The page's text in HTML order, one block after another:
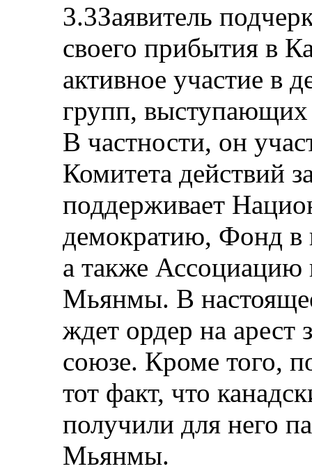
3.3Заявитель
своего прибытия в
активное участие в
групп,
В частности, он
Комитета действий
поддерживает
демократию, Фонд в
а также Ассоциацию
Мьянмы. В
ждет ордер на арест
союзе. Кроме того,
тот факт, что
получили для него
Мьянмы.